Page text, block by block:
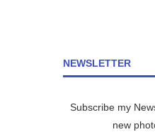
NEWSLETTER
Subscribe my
new